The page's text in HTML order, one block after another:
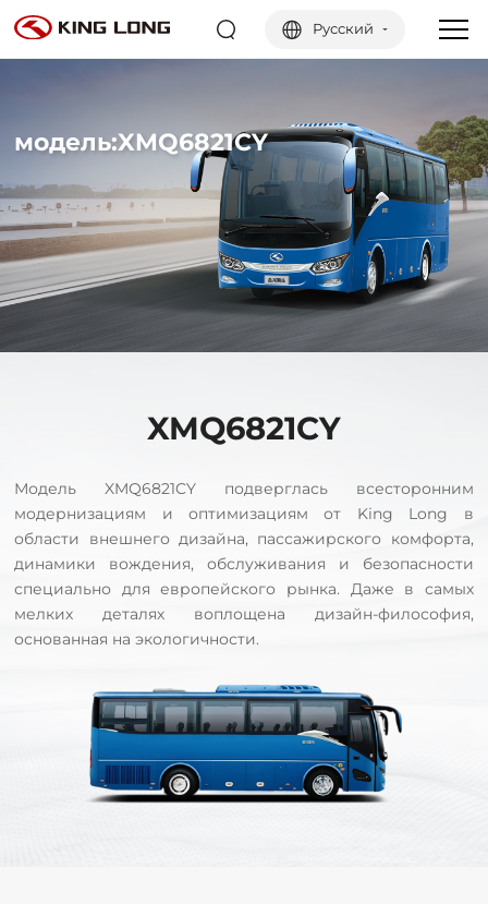
Русский
модель:XMQ6821CY
XMQ6821CY
Модель XMQ6821CY подверглась всесторонним
модернизациям и оптимизациям от King Long в
области внешнего дизайна, пассажирского комфорта,
динамики вождения, обслуживания и безопасности
специально для европейского рынка. Даже в самых
мелких деталях воплощена дизайн-философия,
основанная на экологичности.